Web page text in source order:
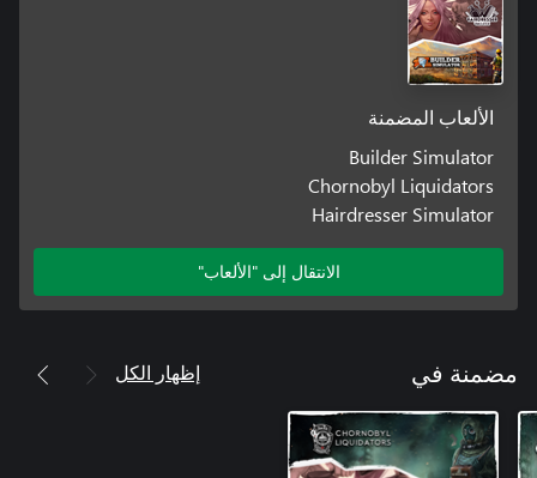
الألعاب المضمنة
Builder Simulator
Chornobyl Liquidators
Hairdresser Simulator
الانتقال إلى "الألعاب"
مضمنة في إظهار الكل